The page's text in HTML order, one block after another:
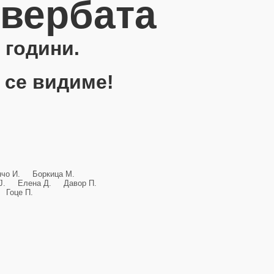
години.
се видиме!
И. Боркица М.
Елена Д. Давор П.
П.